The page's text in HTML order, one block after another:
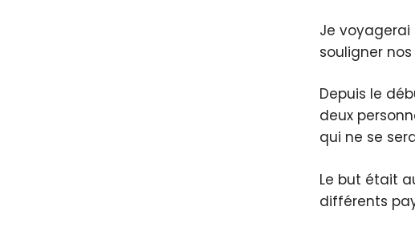
Je
souligner
Depuis le
deux
qui ne se
Le but était
différents